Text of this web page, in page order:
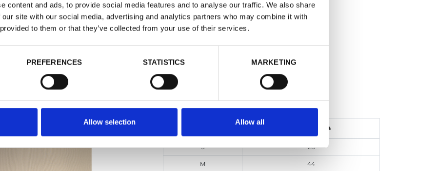
content and ads, to provide social media features and to analyse our traffic. We also share
site with our social media, advertising and analytics partners who may combine it with
to them or that they’ve collected from your use of their services.
PREFERENCES STATISTICS MARKETING
Allow selection Allow all
NORWAY 1963
Canotta - Uomo - Beige
Vedi Prezzo
Disponibilità
S 26
M 44